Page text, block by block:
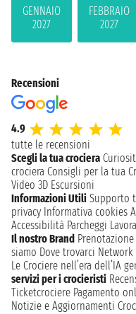
GENNAIO
2027
FEBBRAIO
2027
Recensioni
4.9
tutte le recensioni
Scegli la tua crociera
crociera Consigli per la tua
Video 3D Escursioni
Informazioni Utili Supporto
privacy Informativa cookies
Accessibilità Parcheggi
Il nostro Brand
siamo Dove trovarci Network
Le Crociere nell’era dell’IA
servizi per i crocieristi
Ticketcrociere Pagamento
Notizie e Aggiornamenti